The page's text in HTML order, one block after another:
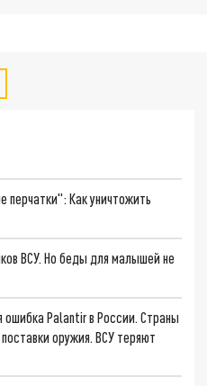
перчатки": Как уничтожить
ВСУ. Но беды для малышей не
ошибка Palantir в России. Страны
оружия. ВСУ теряют